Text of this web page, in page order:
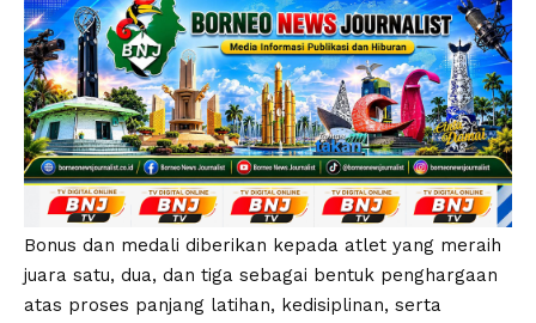
Bonus dan medali diberikan kepada atlet yang meraih
juara satu, dua, dan tiga sebagai bentuk penghargaan
atas proses panjang latihan, kedisiplinan, serta